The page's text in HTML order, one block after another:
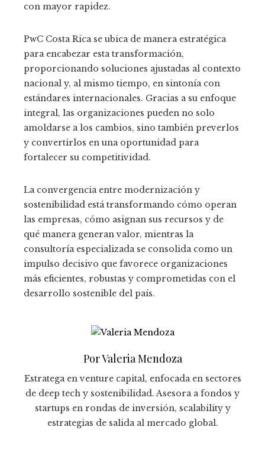
con mayor rapidez.
PwC Costa Rica se ubica de manera estratégica
para encabezar esta transformación,
proporcionando soluciones ajustadas al contexto
nacional y, al mismo tiempo, en sintonía con
estándares internacionales. Gracias a su enfoque
integral, las organizaciones pueden no solo
amoldarse a los cambios, sino también preverlos
y convertirlos en una oportunidad para
fortalecer su competitividad.
La convergencia entre modernización y
sostenibilidad está transformando cómo operan
las empresas, cómo asignan sus recursos y de
qué manera generan valor, mientras la
consultoría especializada se consolida como un
impulso decisivo que favorece organizaciones
más eficientes, robustas y comprometidas con el
desarrollo sostenible del país.
Por Valeria Mendoza
Estratega en venture capital, enfocada en sectores
de deep tech y sostenibilidad. Asesora a fondos y
startups en rondas de inversión, scalability y
estrategias de salida al mercado global.